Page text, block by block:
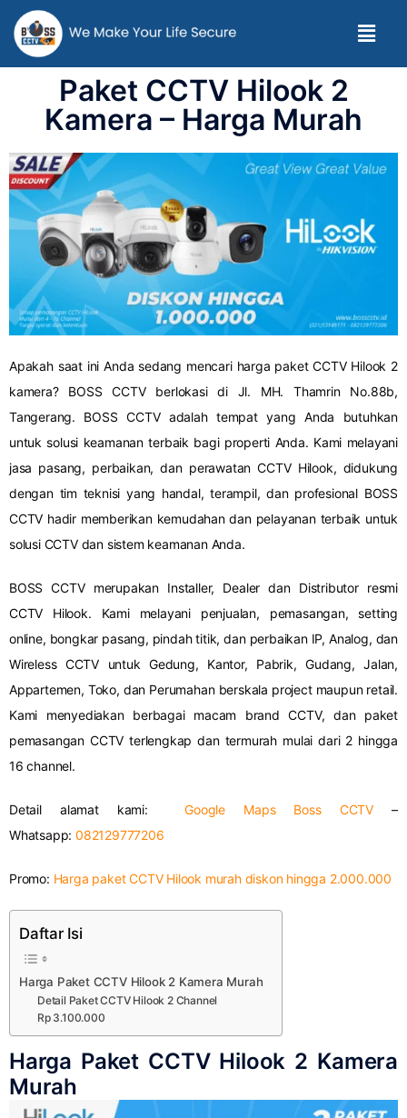
Paket CCTV Hilook 2
Kamera – Harga Murah
Apakah saat ini Anda sedang mencari harga paket CCTV Hilook 2
kamera? BOSS CCTV berlokasi di Jl. MH. Thamrin No.88b,
Tangerang. BOSS CCTV adalah tempat yang Anda butuhkan
untuk solusi keamanan terbaik bagi properti Anda. Kami melayani
jasa pasang, perbaikan, dan perawatan CCTV Hilook, didukung
dengan tim teknisi yang handal, terampil, dan profesional BOSS
CCTV hadir memberikan kemudahan dan pelayanan terbaik untuk
solusi CCTV dan sistem keamanan Anda.
BOSS CCTV merupakan Installer, Dealer dan Distributor resmi
CCTV Hilook. Kami melayani penjualan, pemasangan, setting
online, bongkar pasang, pindah titik, dan perbaikan IP, Analog, dan
Wireless CCTV untuk Gedung, Kantor, Pabrik, Gudang, Jalan,
Appartemen, Toko, dan Perumahan berskala project maupun retail.
Kami menyediakan berbagai macam brand CCTV, dan paket
pemasangan CCTV terlengkap dan termurah mulai dari 2 hingga
16 channel.
Detail alamat kami:Google Maps Boss CCTV –
Whatsapp:082129777206
Promo: Harga paket CCTV Hilook murah diskon hingga 2.000.000
Daftar Isi
Harga Paket CCTV Hilook 2 Kamera Murah
Detail Paket CCTV Hilook 2 Channel
Rp 3.100.000
Harga Paket CCTV Hilook 2 Kamera
Murah